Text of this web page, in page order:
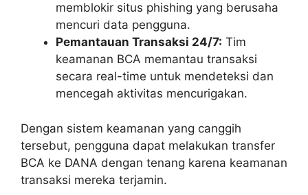
memblokir situs phishing yang berusaha
mencuri data pengguna.
Pemantauan Transaksi 24/7: Tim
keamanan BCA memantau transaksi
secara real-time untuk mendeteksi dan
mencegah aktivitas mencurigakan.
Dengan sistem keamanan yang canggih
tersebut, pengguna dapat melakukan transfer
BCA ke DANA dengan tenang karena keamanan
transaksi mereka terjamin.